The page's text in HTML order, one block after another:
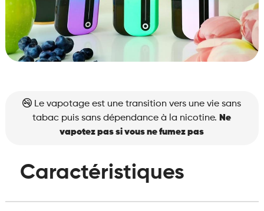
Le vapotage est une transition vers une vie sans
tabac puis sans dépendance à la nicotine. Ne
vapotez pas si vous ne fumez pas
Caractéristiques